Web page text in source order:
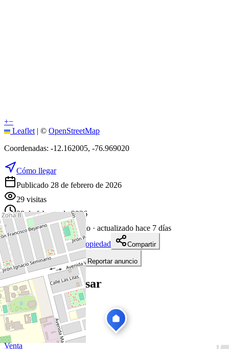
+−
Leaflet | © OpenStreetMap
Coordenadas: -12.162005, -76.969020
Cómo llegar
Publicado 28 de febrero de 2026
29 visitas
28 de febrero de 2026
158días en el mercado · actualizado hace 7 días
Descargar ficha de propiedad
Compartir
Añadir a tablero Reportar anuncio
Te puede interesar
Ver todas
1/11
Venta